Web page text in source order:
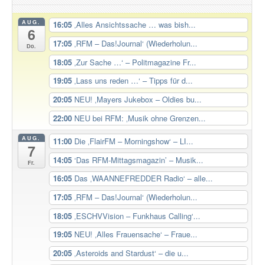
AUG.
6
Do.
16:05 ‚Alles Ansichtssache … was bish...
17:05 ‚RFM – Das!Journal‘ (Wiederholun...
18:05 ‚Zur Sache …‘ – Politmagazine Fr...
19:05 ‚Lass uns reden …‘ – Tipps für d...
20:05 NEU! ‚Mayers Jukebox – Oldies bu...
22:00 NEU bei RFM: ‚Musik ohne Grenzen...
AUG.
7
Fr.
11:00 Die ‚FlairFM – Morningshow‘ – LI...
14:05 ‘Das RFM-Mittagsmagazin’ – Musik...
16:05 Das ‚WAANNEFREDDER Radio‘ – alle...
17:05 ‚RFM – Das!Journal‘ (Wiederholun...
18:05 ‚ESCHVVision – Funkhaus Calling‘...
19:05 NEU! ‚Alles Frauensache‘ – Fraue...
20:05 ‚Asteroids and Stardust‘ – die u...